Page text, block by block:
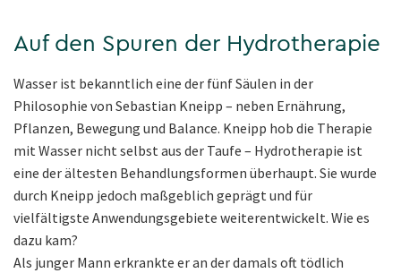
Auf den Spuren der Hydrotherapie
Wasser ist bekanntlich eine der fünf Säulen in der
Philosophie von Sebastian Kneipp – neben Ernährung,
Pflanzen, Bewegung und Balance. Kneipp hob die Therapie
mit Wasser nicht selbst aus der Taufe – Hydrotherapie ist
eine der ältesten Behandlungsformen überhaupt. Sie wurde
durch Kneipp jedoch maßgeblich geprägt und für
vielfältigste Anwendungsgebiete weiterentwickelt. Wie es
dazu kam?
Als junger Mann erkrankte er an der damals oft tödlich